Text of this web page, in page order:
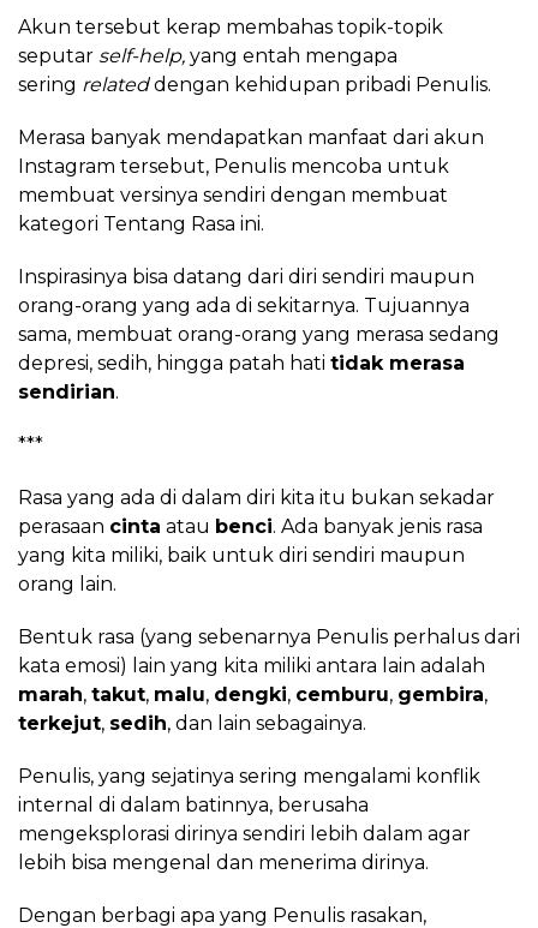
Akun tersebut kerap membahas topik-topik
seputar self-help, yang entah mengapa
sering relateddengan kehidupan pribadi Penulis.
Merasa banyak mendapatkan manfaat dari akun
Instagram tersebut, Penulis mencoba untuk
membuat versinya sendiri dengan membuat
kategori Tentang Rasa ini.
Inspirasinya bisa datang dari diri sendiri maupun
orang-orang yang ada di sekitarnya. Tujuannya
sama, membuat orang-orang yang merasa sedang
depresi, sedih, hingga patah hati tidak merasa
sendirian.
***
Rasa yang ada di dalam diri kita itu bukan sekadar
perasaan cinta atau benci. Ada banyak jenis rasa
yang kita miliki, baik untuk diri sendiri maupun
orang lain.
Bentuk rasa (yang sebenarnya Penulis perhalus dari
kata emosi) lain yang kita miliki antara lain adalah
marah, takut, malu, dengki, cemburu, gembira,
terkejut, sedih, dan lain sebagainya.
Penulis, yang sejatinya sering mengalami konflik
internal di dalam batinnya, berusaha
mengeksplorasi dirinya sendiri lebih dalam agar
lebih bisa mengenal dan menerima dirinya.
Dengan berbagi apa yang Penulis rasakan,